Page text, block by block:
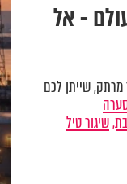
- אל
מרתק, שייתן לכם
שיגור טיל